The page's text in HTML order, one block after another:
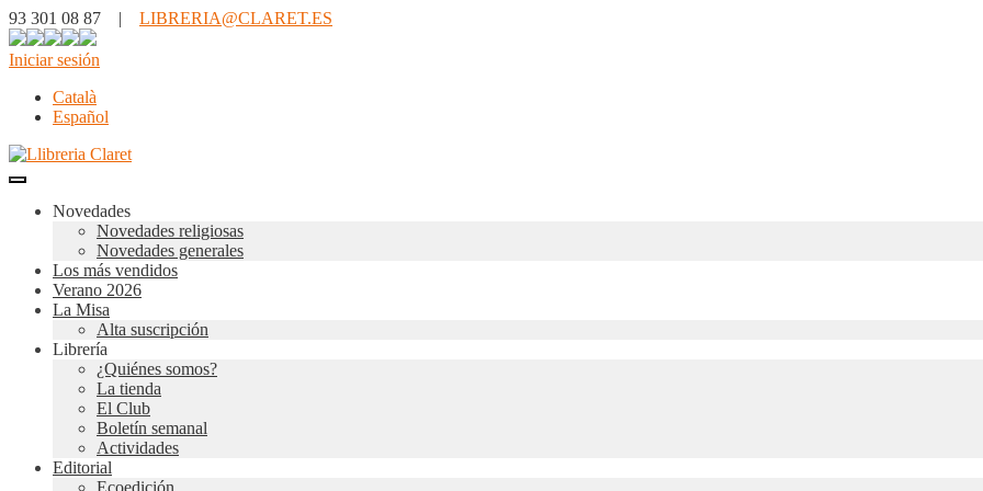
93 301 08 87 | LIBRERIA@CLARET.ES
Iniciar sesión
Català
Español
Novedades
Novedades religiosas
Novedades generales
Los más vendidos
Verano 2026
La Misa
Alta suscripción
Librería
¿Quiénes somos?
La tienda
El Club
Boletín semanal
Actividades
Editorial
Ecoedición